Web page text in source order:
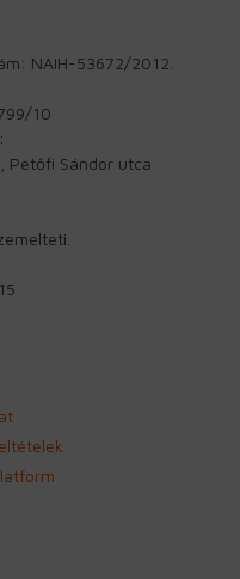
NAIH-53672/2012.
10
Petőfi Sándor utca